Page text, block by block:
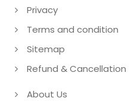
Privacy
Terms and condition
Sitemap
Refund & Cancellation
About Us